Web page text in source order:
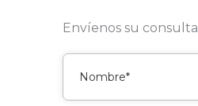
Envíenos su consulta